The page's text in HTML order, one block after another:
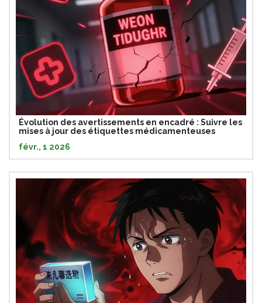
Évolution des avertissements en encadré : Suivre les
mises à jour des étiquettes médicamenteuses
févr., 1 2026